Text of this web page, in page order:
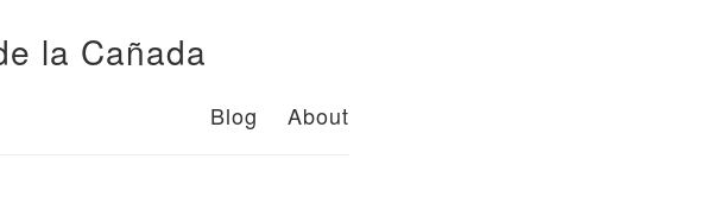
la Cañada
Blog About